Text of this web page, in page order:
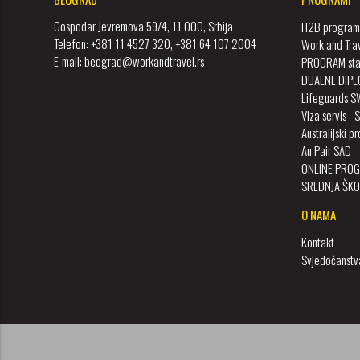
Gospodar Jevremova 59/4, 11 000, Srbija
Telefon: +381 11 4527 320, +381 64 107 2004
E-mail: beograd@workandtravel.rs
H2B
Work and
PROGRAM
DUALNE
Lifeguards
Viza servis -
Australijski
Au Pair SAD
ONLINE
SREDNJA
O NAMA
Kontakt